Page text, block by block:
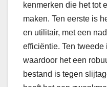
kenmerken die het tot
maken. Ten eerste is
en utilitair, met een
efficiëntie. Ten tweede
waardoor het een
bestand is tegen